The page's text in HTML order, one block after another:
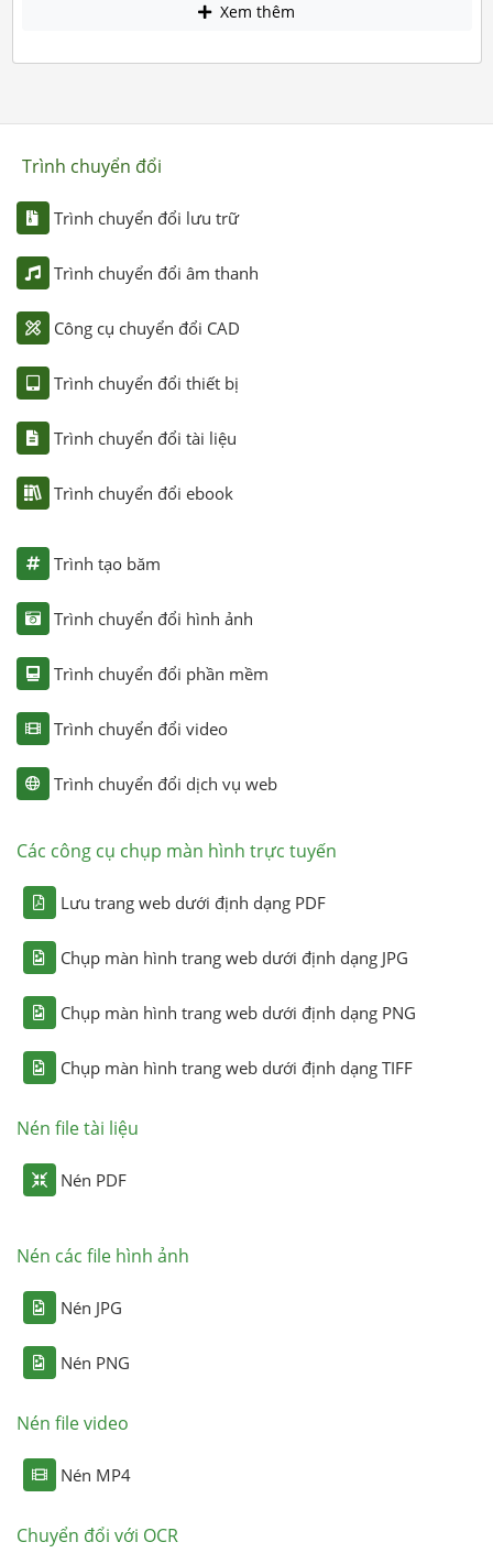
Xem thêm
Trình chuyển đổi
Trình chuyển đổi lưu trữ
Trình chuyển đổi âm thanh
Công cụ chuyển đổi CAD
Trình chuyển đổi thiết bị
Trình chuyển đổi tài liệu
Trình chuyển đổi ebook
Trình tạo băm
Trình chuyển đổi hình ảnh
Trình chuyển đổi phần mềm
Trình chuyển đổi video
Trình chuyển đổi dịch vụ web
Các công cụ chụp màn hình trực tuyến
Lưu trang web dưới định dạng PDF
Chụp màn hình trang web dưới định dạng JPG
Chụp màn hình trang web dưới định dạng PNG
Chụp màn hình trang web dưới định dạng TIFF
Nén file tài liệu
Nén PDF
Nén các file hình ảnh
Nén JPG
Nén PNG
Nén file video
Nén MP4
Chuyển đổi với OCR